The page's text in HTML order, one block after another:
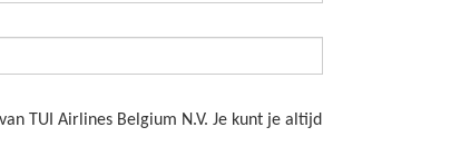
van TUI Airlines Belgium N.V. Je kunt je altijd